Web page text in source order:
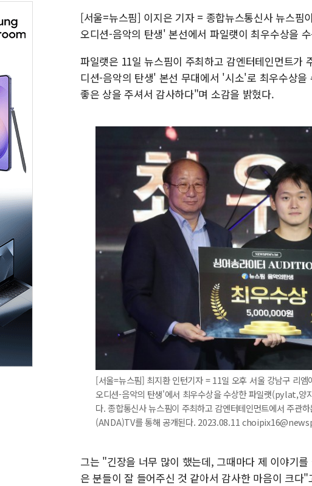
[서울=뉴스핌] 이지은 기자 = 종합뉴스통신사 뉴스핌
오디션-음악의 탄생' 본선에서 파일랫이 최우수상을
파일랫은 11일 뉴스핌이 주최하고 감엔터테인먼트가
디션-음악의 탄생' 본선 무대에서 '시소'로 최우수상
좋은 상을 주셔서 감사하다"며 소감을 밝혔다.
[서울=뉴스핌] 최지환 인턴기자 = 11일 오후 서울 강남구 리
오디션-음악의 탄생'에서 최우수상을 수상한 파일랫(pylat,양
다. 종합통신사 뉴스핌이 주최하고 감엔터테인먼트에서 주관
(ANDA)TV를 통해 공개된다. 2023.08.11
그는 "긴장을 너무 많이 했는데, 그때마다 제 이야기
은 분들이 잘 들어주신 것 같아서 감사한 마음이 크다"